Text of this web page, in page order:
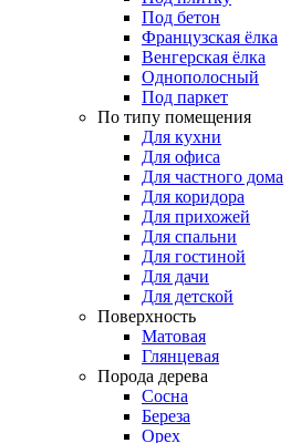
Под бетон
Французская ёлка
Венгерская ёлка
Однополосный
Под паркет
По типу помещения
Для кухни
Для офиса
Для частного дома
Для коридора
Для прихожей
Для спальни
Для гостиной
Для дачи
Для детской
Поверхность
Матовая
Глянцевая
Порода дерева
Сосна
Береза
Орех